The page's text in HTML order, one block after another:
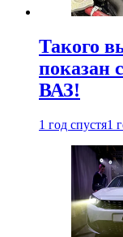
Такого
показан
ВАЗ!
1 год спустя1